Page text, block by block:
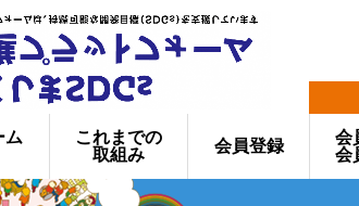
ム
これまでの
取組み
会員登録
会
会